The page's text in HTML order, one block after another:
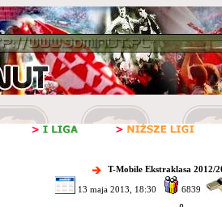
T-Mobile Ekstraklasa 2012/
13 maja 2013, 18:30 6839